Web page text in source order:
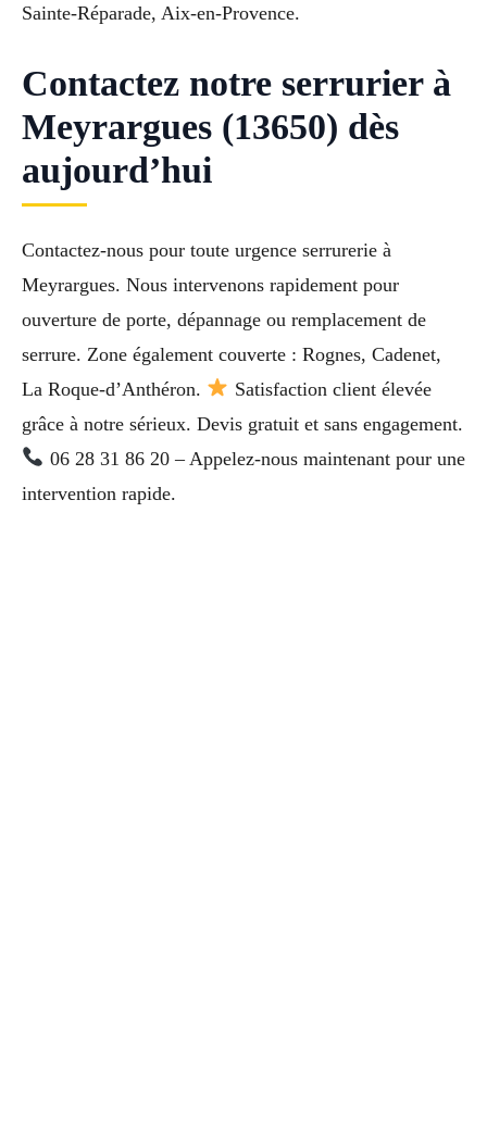
Sainte-Réparade, Aix-en-Provence.
Contactez notre serrurier à
Meyrargues (13650) dès
aujourd’hui
Contactez-nous pour toute urgence serrurerie à
Meyrargues. Nous intervenons rapidement pour
ouverture de porte, dépannage ou remplacement de
serrure. Zone également couverte : Rognes, Cadenet,
La Roque-d’Anthéron.
Satisfaction client élevée
grâce à notre sérieux. Devis gratuit et sans engagement.
06 28 31 86 20 – Appelez-nous maintenant pour une
intervention rapide.